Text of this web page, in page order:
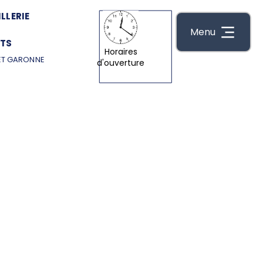
Menu
GARONNE
Horaires
d'ouverture